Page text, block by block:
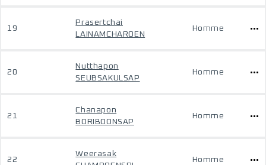
19
Prasertchai
LAINAMCHAROEN
Homme
20
Nutthapon
SEUBSAKULSAP
Homme
21
Chanapon
BORIBOONSAP
Homme
22
Weerasak
Homme